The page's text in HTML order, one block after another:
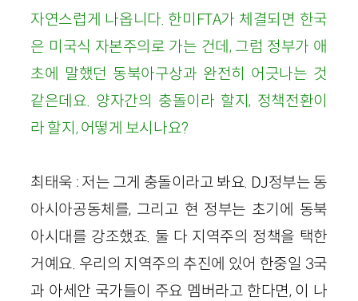
자연스럽게 나옵니다. 한미FTA가 체결되면 한국
은 미국식 자본주의로 가는 건데, 그럼 정부가 애
초에 말했던 동북아구상과 완전히 어긋나는 것
같은데요. 양자간의 충돌이라 할지, 정책전환이
라 할지, 어떻게 보시나요?
최태욱 : 저는 그게 충돌이라고 봐요. DJ정부는 동
아시아공동체를, 그리고 현 정부는 초기에 동북
아시대를 강조했죠. 둘 다 지역주의 정책을 택한
거예요. 우리의 지역주의 추진에 있어 한중일 3국
과 아세안 국가들이 주요 멤버라고 한다면, 이 나